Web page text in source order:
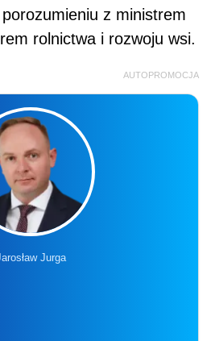
z ministrem
rolnictwa i rozwoju wsi.
AUTOPROMOCJA
Jurga